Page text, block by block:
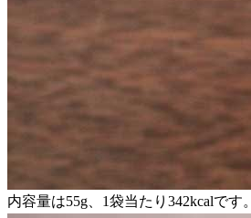
内容量は55g、1袋当たり342kcalです。